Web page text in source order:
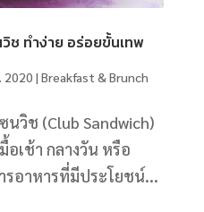
ช ทำง่าย อร่อยขั้นเทพ
2020 | Breakfast & Brunch
วิช (Club Sandwich)
อเช้า กลางวัน หรือ
รอาหารที่มีประโยชน์...